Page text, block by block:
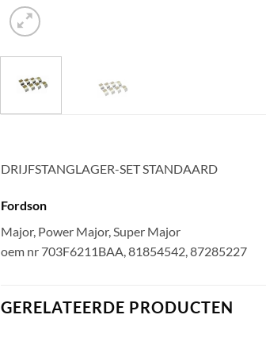
DRIJFSTANGLAGER-SET STANDAARD
Fordson
Major, Power Major, Super Major
oem nr 703F6211BAA, 81854542, 87285227
GERELATEERDE PRODUCTEN